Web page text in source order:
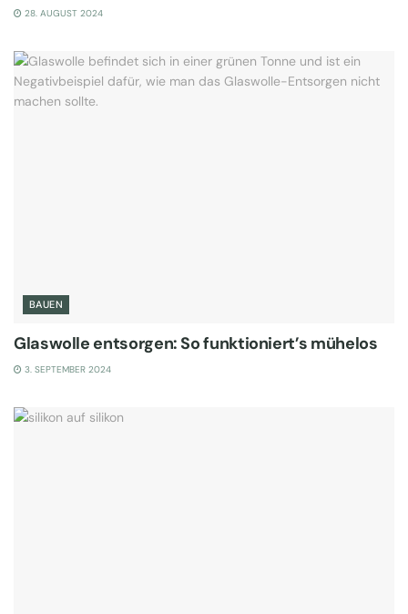
28. AUGUST 2024
BAUEN
Glaswolle entsorgen: So funktioniert’s mühelos
3. SEPTEMBER 2024